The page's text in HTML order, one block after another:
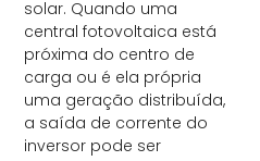
solar. Quando uma
central fotovoltaica está
próxima do centro de
carga ou é ela própria
uma geração distribuída,
a saída de corrente do
inversor pode ser